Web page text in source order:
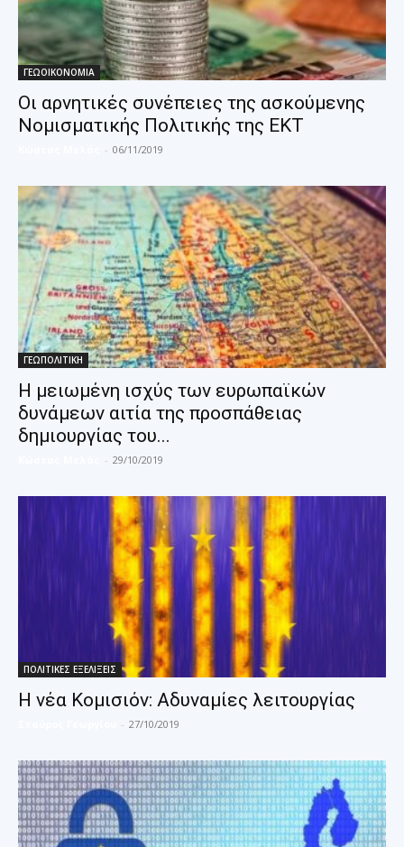
ΓΕΩΟΙΚΟΝΟΜΙΑ
Οι αρνητικές συνέπειες της ασκούμενης
Νομισματικής Πολιτικής της ΕΚΤ
- 06/11/2019
ΓΕΩΠΟΛΙΤΙΚΗ
Η μειωμένη ισχύς των ευρωπαϊκών
δυνάμεων αιτία της προσπάθειας
δημιουργίας του...
- 29/10/2019
ΠΟΛΙΤΙΚΕΣ ΕΞΕΛΙΞΕΙΣ
Η νέα Κομισιόν: Αδυναμίες λειτουργίας
- 27/10/2019